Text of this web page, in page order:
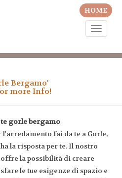
HOME
Toggle
Bergamo'
more Info!
gorle bergamo
l'arredamento fai da te a Gorle,
la risposta per te. Il nostro
la possibilità di creare
le tue esigenze di spazio e